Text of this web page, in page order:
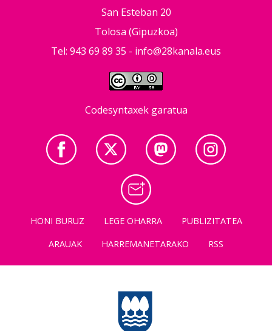
San Esteban 20
Tolosa (Gipuzkoa)
Tel: 943 69 89 35 - info@28kanala.eus
Codesyntaxek garatua
HONI BURUZ LEGE OHARRA
PUBLIZITATEA
ARAUAK
HARREMANETARAKO RSS